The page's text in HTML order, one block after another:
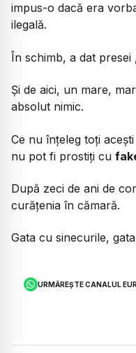
impus-o dacă era
ilegală.
În schimb, a dat presei
Și de aici, un mare,
absolut nimic.
Ce nu înțeleg toți
nu pot fi prostiți cu
După zeci de ani de
curățenia în cămară.
Gata cu sinecurile,
URMĂREȘTE CANALUL